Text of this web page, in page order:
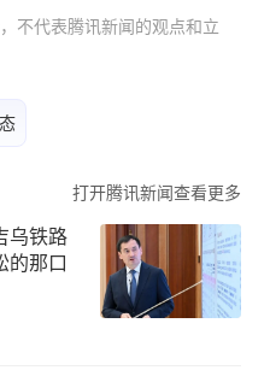
不代表腾讯新闻的观点和立
打开腾讯新闻查看更多
乌铁路
的那口